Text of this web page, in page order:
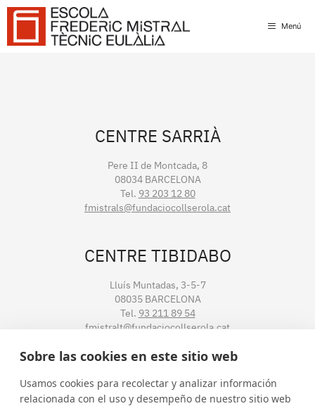
Skip
Menú
CENTRE SARRIÀ
Pere II de Montcada, 8
08034 BARCELONA
Tel. 93 203 12 80
fmistrals@fundaciocollserola.cat
CENTRE TIBIDABO
Lluís Muntadas, 3-5-7
08035 BARCELONA
Tel. 93 211 89 54
fmistralt@fundaciocollserola.cat
Instagram
Facebook
LinkedIn
YouTube
Sobre las cookies en este sitio web
Usamos cookies para recolectar y analizar información
relacionada con el uso y desempeño de nuestro sitio web